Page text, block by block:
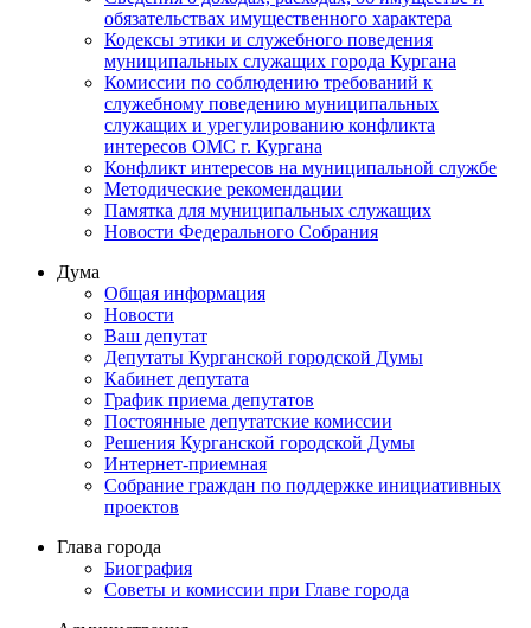
обязательствах имущественного характера
Кодексы этики и служебного поведения
муниципальных служащих города Кургана
Комиссии по соблюдению требований к
служебному поведению муниципальных
служащих и урегулированию конфликта
интересов ОМС г. Кургана
Конфликт интересов на муниципальной службе
Методические рекомендации
Памятка для муниципальных служащих
Новости Федерального Cобрания
Дума
Общая информация
Новости
Ваш депутат
Депутаты Курганской городской Думы
Кабинет депутата
График приема депутатов
Постоянные депутатские комиссии
Решения Курганской городской Думы
Интернет-приемная
Собрание граждан по поддержке инициативных
проектов
Глава города
Биография
Советы и комиссии при Главе города